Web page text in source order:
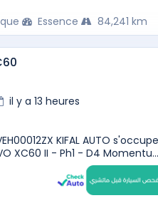
Essence 84,241 km
il y a 13 heures
KIFAL AUTO
XC60 II - Ph1 - D4 Momentu...